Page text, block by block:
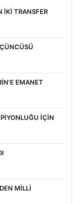
İKİ TRANSFER
EMANET
İÇİN
MİLLİ